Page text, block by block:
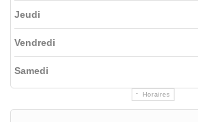
Horaires
Jeudi
Vendredi
Samedi